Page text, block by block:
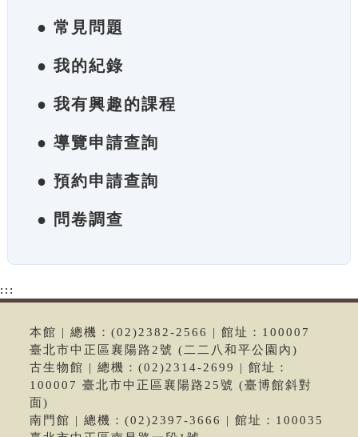
● 常見問題
● 我的紀錄
● 我有興趣的課程
● 導覽申請查詢
● 預約申請查詢
● 問卷調查
:::
本館 | 總機：(02)2382-2566 | 館址：100007
臺北市中正區襄陽路2號 (二二八和平公園內)
古生物館 | 總機：(02)2314-2699 | 館址：
100007 臺北市中正區襄陽路25號 (臺博館斜對
面)
南門館 | 總機：(02)2397-3666 | 館址：100035